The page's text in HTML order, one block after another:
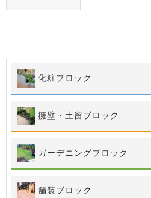
化粧ブロック
擁壁・土留ブロック
ガーデニングブロック
舗装ブロック